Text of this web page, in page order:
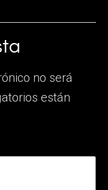
no será
están